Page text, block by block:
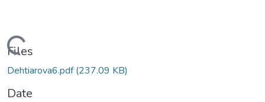
Loading...
Files
Dehtiarova6.pdf(237.09 KB)
Date